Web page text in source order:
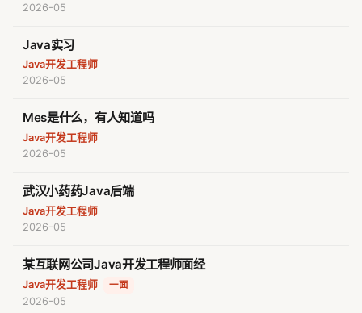
2026-05
Java实习
Java开发工程师
2026-05
Mes是什么，有人知道吗
Java开发工程师
2026-05
武汉小药药Java后端
Java开发工程师
2026-05
某互联网公司Java开发工程师面经
Java开发工程师 一面
2026-05